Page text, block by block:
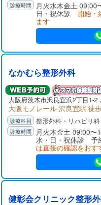
月火水木金土
日・祝休診 開始・
ます
なかむら整形外科
大阪府茨木市沢良宜浜2丁目1-2
大阪モノレール 沢良宜駅 徒
整形外科・リハビリ科
月火木金土 09:00
水・日・祝休診
は直接の確認をおす
健彰会クリニック整形